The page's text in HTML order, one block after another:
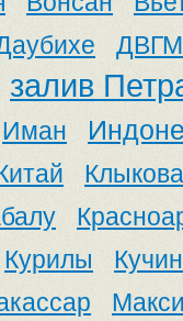
залив
Иман
Клыкова
Курилы